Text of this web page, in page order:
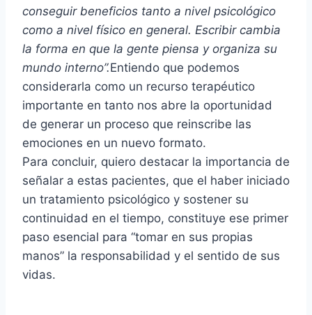
conseguir beneficios tanto a nivel psicológico
como a nivel físico en general. Escribir cambia
la forma en que la gente piensa y organiza su
mundo interno”.Entiendo que podemos
considerarla como un recurso terapéutico
importante en tanto nos abre la oportunidad
de generar un proceso que reinscribe las
emociones en un nuevo formato.
Para concluir, quiero destacar la importancia de
señalar a estas pacientes, que el haber iniciado
un tratamiento psicológico y sostener su
continuidad en el tiempo, constituye ese primer
paso esencial para “tomar en sus propias
manos” la responsabilidad y el sentido de sus
vidas.